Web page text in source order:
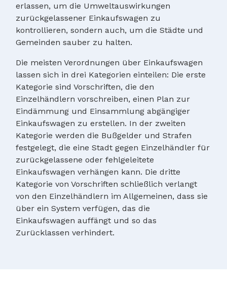
erlassen, um die Umweltauswirkungen
zurückgelassener Einkaufswagen zu
kontrollieren, sondern auch, um die Städte und
Gemeinden sauber zu halten.
Die meisten Verordnungen über Einkaufswagen
lassen sich in drei Kategorien einteilen: Die erste
Kategorie sind Vorschriften, die den
Einzelhändlern vorschreiben, einen Plan zur
Eindämmung und Einsammlung abgängiger
Einkaufswagen zu erstellen. In der zweiten
Kategorie werden die Bußgelder und Strafen
festgelegt, die eine Stadt gegen Einzelhändler für
zurückgelassene oder fehlgeleitete
Einkaufswagen verhängen kann. Die dritte
Kategorie von Vorschriften schließlich verlangt
von den Einzelhändlern im Allgemeinen, dass sie
über ein System verfügen, das die
Einkaufswagen auffängt und so das
Zurücklassen verhindert.